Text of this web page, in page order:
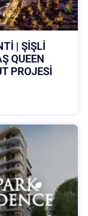
| ŞİŞLİ
QUEEN
PROJESİ